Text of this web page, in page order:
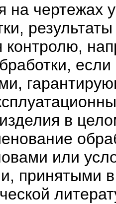
на чертежах
контролю,
в
или
принятыми